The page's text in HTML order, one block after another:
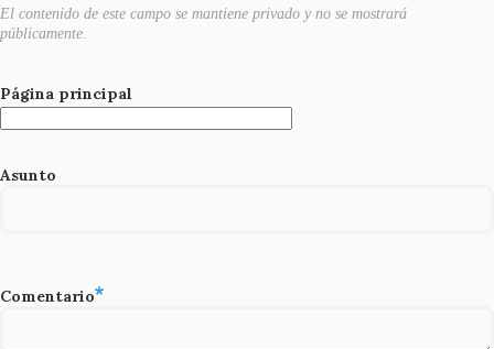
El contenido de este campo se mantiene privado y no se mostrará
públicamente.
Página principal
Asunto
Comentario